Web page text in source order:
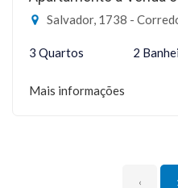
Salvador, 1738 -
3 Quartos 2
Mais informações
‹